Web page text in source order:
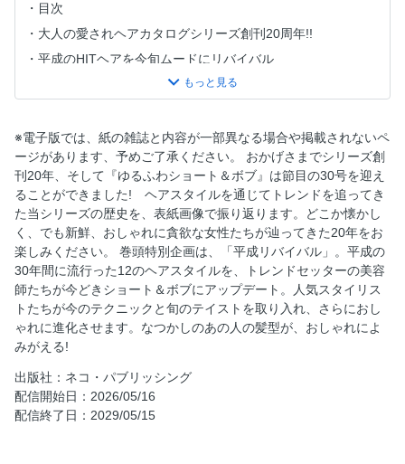
目次
大人の愛されヘアカタログシリーズ創刊20周年!!
平成のHITヘアを今旬ムードにリバイバル
血色感or抜け感どっちでいく？春夏トレンドメイク
ナプラカラーでトレンドを最速キャッチ ネオ・ベーシック
☆スタイル
Trend Style Lesson in ハリウッド美容専門大学校 私にとび
きり似合う、最新ヘアを教えて!
人気のフェイスレイヤーをもっと素敵に魅せる! in 国際文化
理容美容専門学校国分寺校
心トキめくヘアアクセが勢揃い♡旬のアレンジはトレンド小
物で差をつける!
気分を上げながらダメージをカバー 初夏のケアで憧れ髪に
PRESENT＆NEWS
サロン＆メーカーリスト
※電子版では、紙の雑誌と内容が一部異なる場合や掲載されないペ
ージがあります、予めご了承ください。 おかげさまでシリーズ創
刊20年、そして『ゆるふわショート＆ボブ』は節目の30号を迎え
ることができました! ヘアスタイルを通じてトレンドを追ってき
た当シリーズの歴史を、表紙画像で振り返ります。どこか懐かし
く、でも新鮮、おしゃれに貪欲な女性たちが辿ってきた20年をお
楽しみください。 巻頭特別企画は、「平成リバイバル」。平成の
30年間に流行った12のヘアスタイルを、トレンドセッターの美容
師たちが今どきショート＆ボブにアップデート。人気スタイリス
トたちが今のテクニックと旬のテイストを取り入れ、さらにおし
ゃれに進化させます。なつかしのあの人の髪型が、おしゃれによ
みがえる!
出版社：ネコ・パブリッシング
配信開始日：2026/05/16
配信終了日：2029/05/15